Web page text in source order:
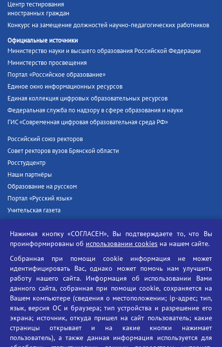
Центр тестирования
иностранных граждан
Конкурс на замещение должностей научно-педагогических работников
Официальные источники
Министерство науки и высшего образования Российской Федерации
Министерство просвещения
Портал «Российское образование»
Единое окно информационных ресурсов
Единая коллекция цифровых образовательных ресурсов
Федеральная служба по надзору в сфере образования и науки
ГИС «Современная цифровая образовательная среда РФ»
Российский союз ректоров
Совет ректоров вузов Брянской области
Росстудцентр
Наши партнёры
Образование на русском
Портал «Русский язык»
Учительская газета
Единый портал государственных услуг
Противодействие угрозам информационной безопасности
Социальные ролики - Генеральная прокуратура РФ
Противодействие коррупции
БГУ против наркотиков
Брянский государственный университет
имени академика И.Г. Петровского
Время работы: пн-пт 09:00-18:00
Нажимая кнопку «СОГЛАСЕН», Вы подтверждаете то, что Вы
проинформированы об использовании cookies на нашем сайте.
Собранная при помощи cookie информация не может
идентифицировать Вас, однако может помочь нам улучшить
работу нашего сайта. Информация об использовании Вами
данного сайта, собранная при помощи cookie, сохраняется на
Вашем компьютере (сведения о местоположении; ip-адрес; тип,
язык, версия ОС и браузера; тип устройства и разрешение его
экрана; источник, откуда пришел на сайт пользователь; какие
страницы открывает и на какие кнопки нажимает
пользователь), а также данная информация используется для